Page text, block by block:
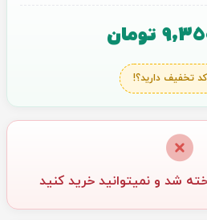
تومان
کد تخفیف دارید؟!
شد و نمیتوانید خرید کنید